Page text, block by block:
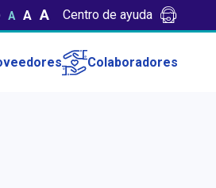
A A A Centro de ayuda
Colaboradores